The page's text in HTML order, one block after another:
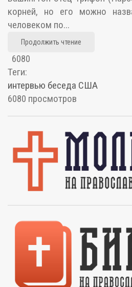
корней, но его можно
человеком по...
Продолжить чтение
6080
Теги:
интервью беседа США
6080 просмотров